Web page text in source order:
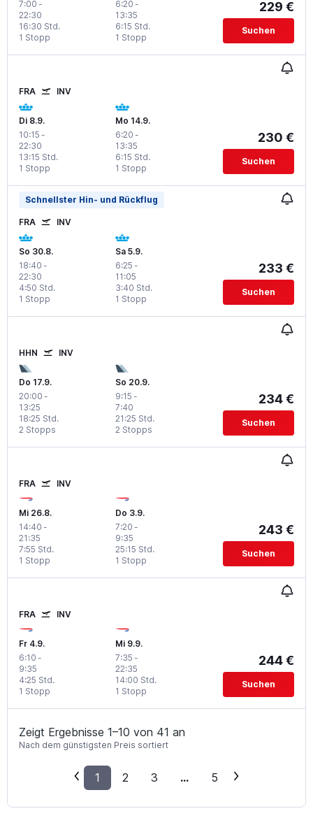
7:00 -
22:30
1 Stopp
16:30 Std.
6:20 -
13:35
1 Stopp
6:15 Std.
229 €
Suchen
FRA INV
Di 8.9.
10:15 -
22:30
1 Stopp
13:15 Std.
Mo 14.9.
6:20 -
13:35
1 Stopp
6:15 Std.
230 €
Suchen
Schnellster Hin- und Rückflug
FRA INV
So 30.8.
18:40 -
22:30
1 Stopp
4:50 Std.
Sa 5.9.
6:25 -
11:05
1 Stopp
3:40 Std.
233 €
Suchen
HHN INV
Do 17.9.
20:00 -
13:25
2 Stopps
18:25 Std.
So 20.9.
9:15 -
7:40
2 Stopps
21:25 Std.
234 €
Suchen
FRA INV
Mi 26.8.
14:40 -
21:35
1 Stopp
7:55 Std.
Do 3.9.
7:20 -
9:35
1 Stopp
25:15 Std.
243 €
Suchen
FRA INV
Fr 4.9.
6:10 -
9:35
1 Stopp
4:25 Std.
Mi 9.9.
7:35 -
22:35
1 Stopp
14:00 Std.
244 €
Suchen
Zeigt Ergebnisse 1–10 von 41 an
Nach dem günstigsten Preis sortiert
1 2 3 ... 5